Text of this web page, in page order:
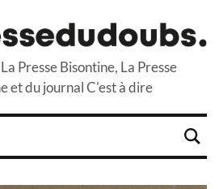
Presse Bisontine, La Presse
et du journal C'est à dire